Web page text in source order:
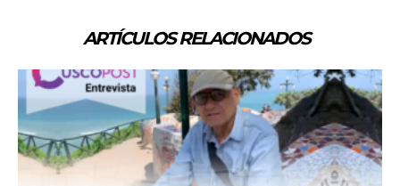
ARTÍCULOS RELACIONADOS